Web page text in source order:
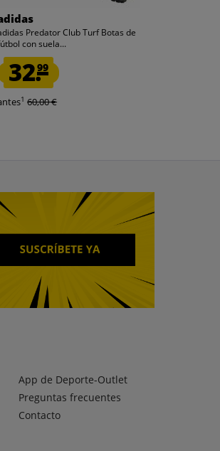
Predator Club Turf Botas de
con suela...
32.99
1 60,00 €
App de Deporte-Outlet
Preguntas frecuentes
Contacto